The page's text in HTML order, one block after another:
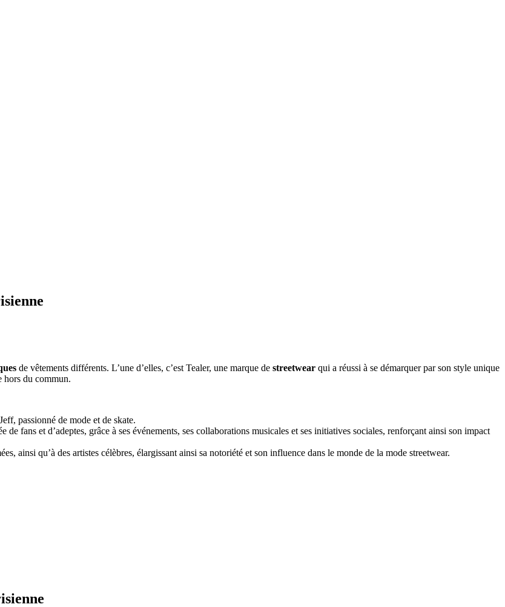
de vêtements différents. L’une d’elles, c’est Tealer, une marque de streetwear qui a réussi à se démarquer par son style unique
hors du commun.
passionné de mode et de skate.
fans et d’adeptes, grâce à ses événements, ses collaborations musicales et ses initiatives sociales, renforçant ainsi son impact
ainsi qu’à des artistes célèbres, élargissant ainsi sa notoriété et son influence dans le monde de la mode streetwear.